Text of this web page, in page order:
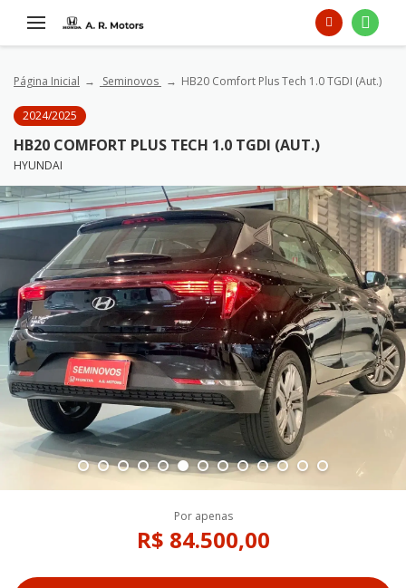
Página Inicial Seminovos HB20 Comfort Plus Tech 1.0 TGDI (Aut.)
2024/2025
HB20 COMFORT PLUS TECH 1.0 TGDI (AUT.)
HYUNDAI
Por apenas
R$ 84.500,00